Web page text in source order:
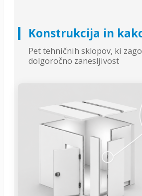
Konstrukcija in
Pet tehničnih sklopov, ki
dolgoročno zanesljivost